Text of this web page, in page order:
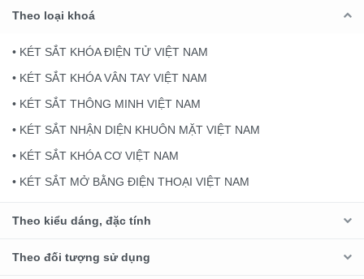
Theo loại khoá
• KÉT SẮT KHÓA ĐIỆN TỬ VIỆT NAM
• KÉT SẮT KHÓA VÂN TAY VIỆT NAM
• KÉT SẮT THÔNG MINH VIỆT NAM
• KÉT SẮT NHẬN DIỆN KHUÔN MẶT VIỆT NAM
• KÉT SẮT KHÓA CƠ VIỆT NAM
• KÉT SẮT MỞ BẰNG ĐIỆN THOẠI VIỆT NAM
Theo kiểu dáng, đặc tính
Theo đối tượng sử dụng